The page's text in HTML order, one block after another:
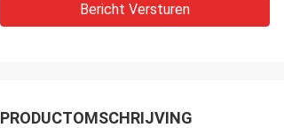
Bericht Versturen
PRODUCTOMSCHRIJVING